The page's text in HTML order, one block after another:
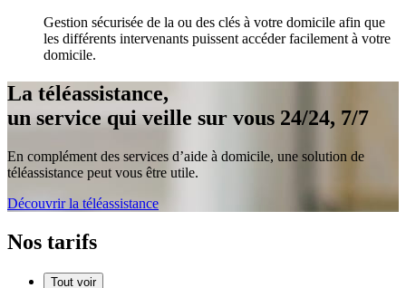
Gestion sécurisée de la ou des clés à votre domicile afin que
les différents intervenants puissent accéder facilement à votre
domicile.
La téléassistance,
un service qui veille sur vous 24/24, 7/7
En complément des services d’aide à domicile, une solution de
téléassistance peut vous être utile.
Découvrir la téléassistance
Nos tarifs
Tout voir